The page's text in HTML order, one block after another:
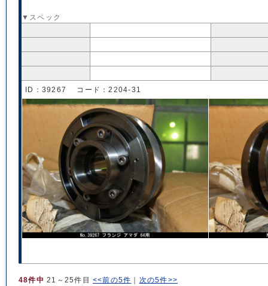
▼スペック
ID：39267 コード：2204-31
48件中 21～25件目 <<前の5件 次の5件>>